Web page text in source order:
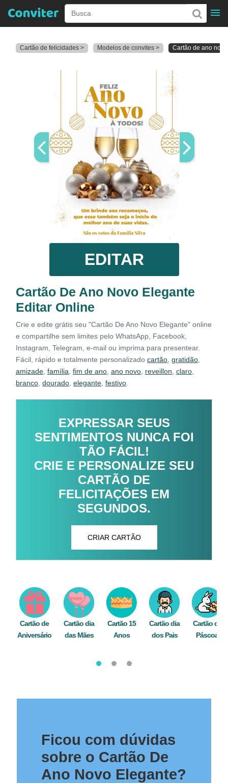
Cartão de felicidades > Modelos de convites > Cartão de ano novo
EDITAR
Cartão De Ano Novo Elegante
Editar Online
Crie e edite grátis seu "Cartão De Ano Novo Elegante" online
e compartilhe sem limites pelo WhatsApp, Facebook,
Instagram, Telegram, e-mail ou imprima para presentear.
Fácil, rápido e totalmente personalizado cartão gratidão
amizade família fim de ano ano novo reveillon claro
branco dourado elegante festivo
EXPRESSAR SEUS
SENTIMENTOS NUNCA FOI
TÃO FÁCIL!
CRIE E PERSONALIZE SEU
CARTÃO DE
FELICITAÇÕES EM
SEGUNDOS.
CRIAR CARTÃO
Cartão de
Aniversário
Cartão dia
das Mães
Cartão 15
Anos
Cartão dia
dos Pais
Cartão de
Páscoa
Ficou com dúvidas
sobre o Cartão De
Ano Novo Elegante?